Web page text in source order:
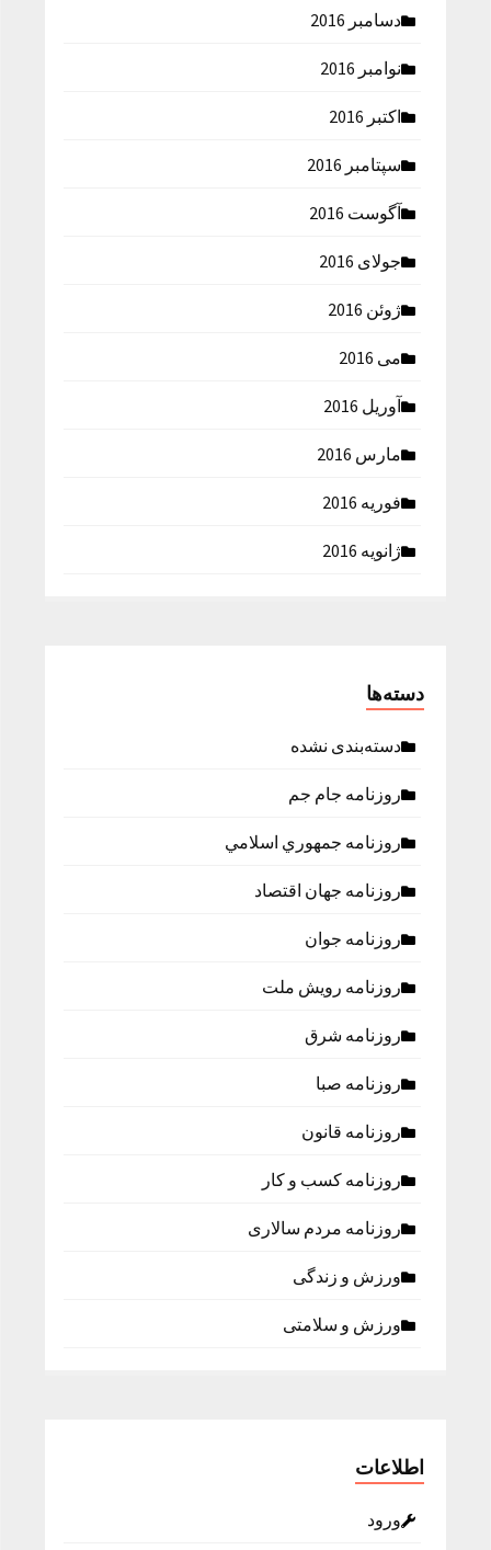
دسامبر 2016
نوامبر 2016
اکتبر 2016
سپتامبر 2016
آگوست 2016
جولای 2016
ژوئن 2016
می 2016
آوریل 2016
مارس 2016
فوریه 2016
ژانویه 2016
دسته‌ها
دسته‌بندی نشده
روزنامه جام جم
روزنامه جمهوري اسلامي
روزنامه جهان اقتصاد
روزنامه جوان
روزنامه رویش ملت
روزنامه شرق
روزنامه صبا
روزنامه قانون
روزنامه كسب و كار
روزنامه مردم سالاری
ورزش و زندگی
ورزش و سلامتی
اطلاعات
ورود